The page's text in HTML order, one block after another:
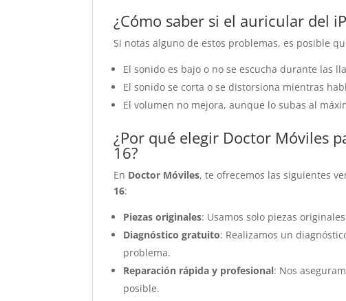
¿Cómo saber si el auricular del
Si notas alguno de estos problemas, es posible
El sonido es bajo o no se escucha durante las
El sonido se corta o se distorsiona mientras
El volumen no mejora, aunque lo subas al
¿Por qué elegir Doctor Móviles
16?
En Doctor Móviles, te ofrecemos las siguientes
16:
Piezas originales: Usamos solo piezas
Diagnóstico gratuito: Realizamos un
problema.
Reparación rápida y profesional: Nos
posible.